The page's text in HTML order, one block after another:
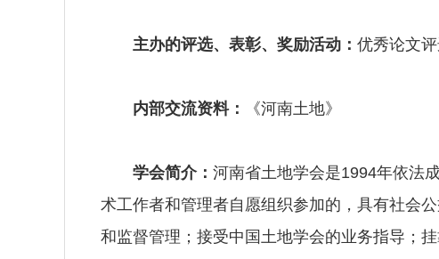
主办的评选、表彰、奖励活动： 优秀论文
内部交流资料： 《河南土地》
学会简介： 河南省土地学会是1994年依法
术工作者和管理者自愿组织参加的，具有社会
和监督管理；接受中国土地学会的业务指导；